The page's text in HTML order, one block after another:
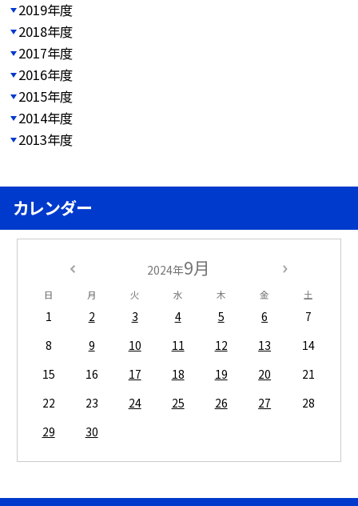
2019年度
2018年度
2017年度
2016年度
2015年度
2014年度
2013年度
カレンダー
2024年9月
日 月 火 水 木 金 土
1 2 3 4 5 6
7
8
9 10 11 12 13
14
15
16 17 18 19 20
21
22
23 24 25 26 27
28
29
30